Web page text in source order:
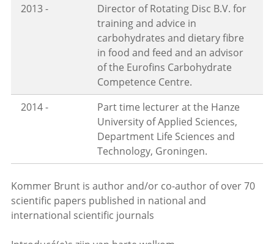
2013 -
Director of Rotating Disc B.V. for
training and advice in
carbohydrates and dietary fibre
in food and feed and an advisor
of the Eurofins Carbohydrate
Competence Centre.
2014 -
Part time lecturer at the Hanze
University of Applied Sciences,
Department Life Sciences and
Technology, Groningen.
Kommer Brunt is author and/or co-author of over 70
scientific papers published in national and
international scientific journals